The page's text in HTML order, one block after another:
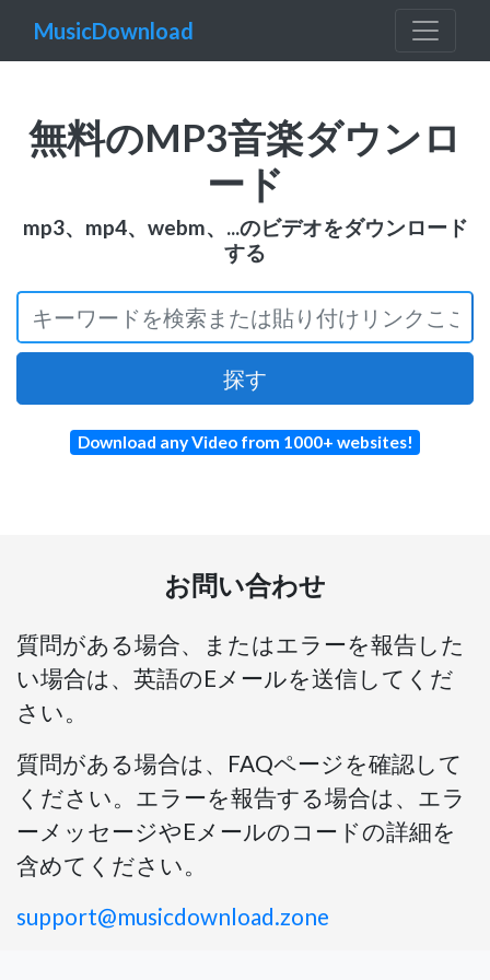
MusicDownload
無料のMP3音楽ダウンロ
ード
mp3、mp4、webm、...のビデオをダウンロード
する
探す
Download any Video from 1000+ websites!
お問い合わせ
質問がある場合、またはエラーを報告した
い場合は、英語のEメールを送信してくだ
さい。
質問がある場合は、FAQページを確認して
ください。エラーを報告する場合は、エラ
ーメッセージやEメールのコードの詳細を
含めてください。
support@musicdownload.zone